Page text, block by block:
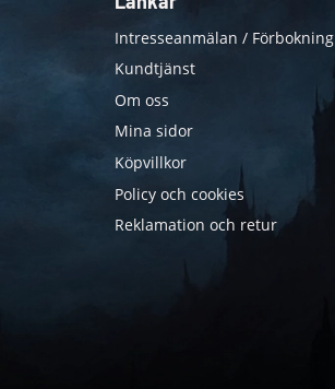
Intresseanmälan / Förbokning
Kundtjänst
Om oss
Mina sidor
Köpvillkor
Policy och cookies
Reklamation och retur